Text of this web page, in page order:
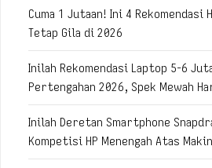
Cuma 1 Jutaan! Ini 4 Rekomendasi
Tetap Gila di 2026
Inilah Rekomendasi Laptop 5-6
Pertengahan 2026, Spek Mewah
Inilah Deretan Smartphone
Kompetisi HP Menengah Atas